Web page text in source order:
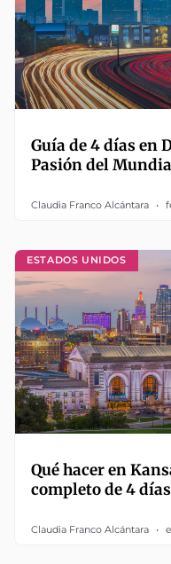
Guía de 4 días en
Pasión del
Claudia Franco Alcántara
ESTADOS UNIDOS
Qué hacer en
completo de 4
Claudia Franco Alcántara